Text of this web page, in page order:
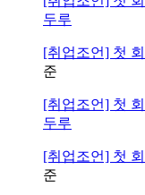
두루
[취업조언] 첫
준
[취업조언] 첫
두루
[취업조언] 첫
준